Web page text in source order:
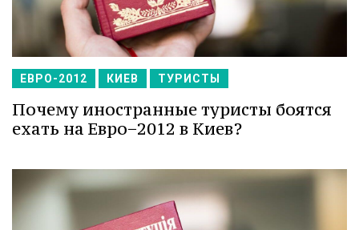
ЕВРО-2012 КИЕВ ТУРИСТЫ
Почему иностранные туристы боятся
ехать на Евро−2012 в Киев?